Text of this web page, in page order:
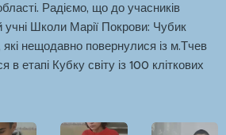
Радіємо, що до учасників
учні Школи Марії Покрови: Чубик
нещодавно повернулися із м.Тчев
етапі Кубку світу із 100 кліткових